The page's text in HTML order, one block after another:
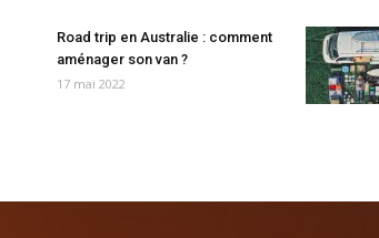
Road trip en Australie : comment
aménager son van ?
17 mai 2022